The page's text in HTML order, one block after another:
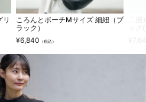
ころんとポーチMサイズ 細紐（ブ
ラック）
¥6,840 （税込）